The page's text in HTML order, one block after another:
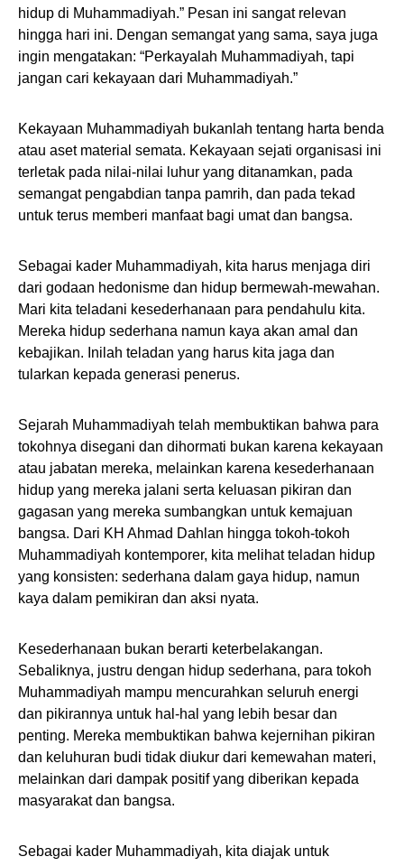
hidup di Muhammadiyah.” Pesan ini sangat relevan
hingga hari ini. Dengan semangat yang sama, saya juga
ingin mengatakan: “Perkayalah Muhammadiyah, tapi
jangan cari kekayaan dari Muhammadiyah.”
Kekayaan Muhammadiyah bukanlah tentang harta benda
atau aset material semata. Kekayaan sejati organisasi ini
terletak pada nilai-nilai luhur yang ditanamkan, pada
semangat pengabdian tanpa pamrih, dan pada tekad
untuk terus memberi manfaat bagi umat dan bangsa.
Sebagai kader Muhammadiyah, kita harus menjaga diri
dari godaan hedonisme dan hidup bermewah-mewahan.
Mari kita teladani kesederhanaan para pendahulu kita.
Mereka hidup sederhana namun kaya akan amal dan
kebajikan. Inilah teladan yang harus kita jaga dan
tularkan kepada generasi penerus.
Sejarah Muhammadiyah telah membuktikan bahwa para
tokohnya disegani dan dihormati bukan karena kekayaan
atau jabatan mereka, melainkan karena kesederhanaan
hidup yang mereka jalani serta keluasan pikiran dan
gagasan yang mereka sumbangkan untuk kemajuan
bangsa. Dari KH Ahmad Dahlan hingga tokoh-tokoh
Muhammadiyah kontemporer, kita melihat teladan hidup
yang konsisten: sederhana dalam gaya hidup, namun
kaya dalam pemikiran dan aksi nyata.
Kesederhanaan bukan berarti keterbelakangan.
Sebaliknya, justru dengan hidup sederhana, para tokoh
Muhammadiyah mampu mencurahkan seluruh energi
dan pikirannya untuk hal-hal yang lebih besar dan
penting. Mereka membuktikan bahwa kejernihan pikiran
dan keluhuran budi tidak diukur dari kemewahan materi,
melainkan dari dampak positif yang diberikan kepada
masyarakat dan bangsa.
Sebagai kader Muhammadiyah, kita diajak untuk